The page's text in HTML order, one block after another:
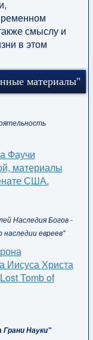
смыслу и
в этом
материалы"
Фаучи
материалы
США.
Наследия Богов -
наследии евреев"
Иисуса Христа
Tomb of
Науки"